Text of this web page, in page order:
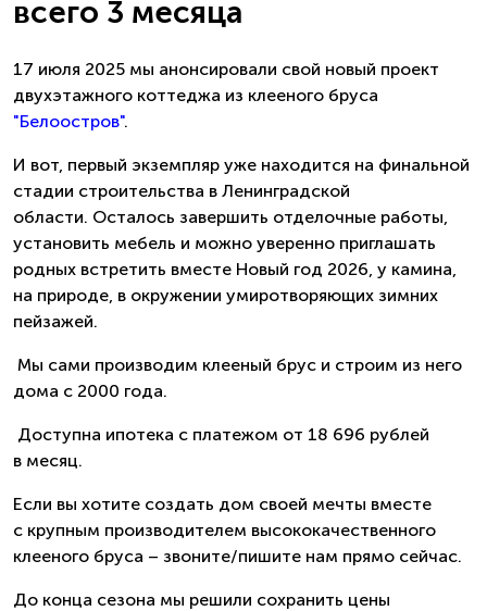
всего 3 месяца
17 июля 2025 мы анонсировали свой новый проект
двухэтажного коттеджа из клееного бруса
"Белоостров".
И вот, первый экземпляр уже находится на финальной
стадии строительства в Ленинградской
области. Осталось завершить отделочные работы,
установить мебель и можно уверенно приглашать
родных встретить вместе Новый год 2026, у камина,
на природе, в окружении умиротворяющих зимних
пейзажей.
Мы сами производим клееный брус и строим из него
дома с 2000 года.
Доступна ипотека с платежом от 18 696 рублей
в месяц.
Если вы хотите создать дом своей мечты вместе
с крупным производителем высококачественного
клееного бруса – звоните/пишите нам прямо сейчас.
До конца сезона мы решили сохранить цены